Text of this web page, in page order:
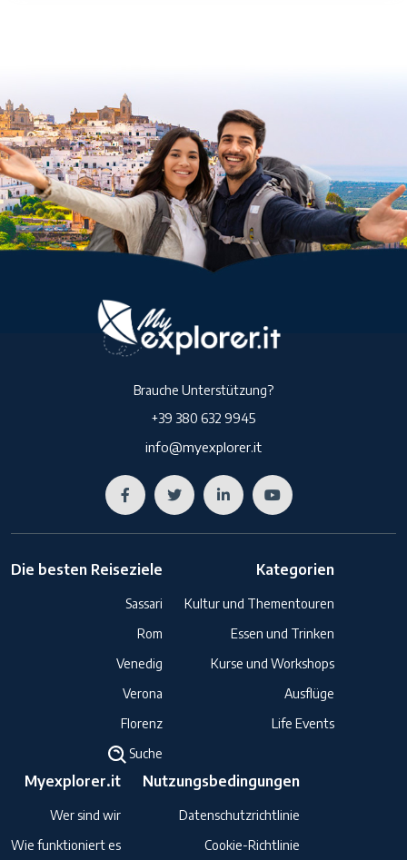
Brauche Unterstützung?
+39 380 632 9945
info@myexplorer.it
Die besten Reiseziele
Sassari
Rom
Venedig
Verona
Florenz
Suche
Kategorien
Kultur und Thementouren
Essen und Trinken
Kurse und Workshops
Ausflüge
Life Events
Myexplorer.it
Wer sind wir
Wie funktioniert es
Nutzungsbedingungen
Datenschutzrichtlinie
Cookie-Richtlinie